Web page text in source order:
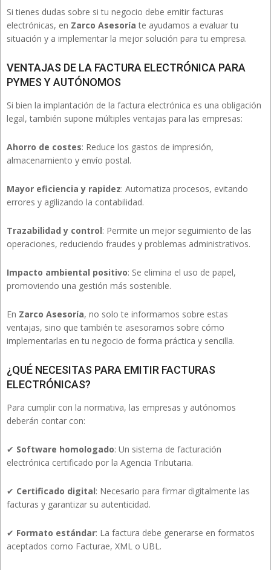
Si tienes dudas sobre si tu negocio debe emitir facturas
electrónicas, en Zarco Asesoría te ayudamos a evaluar tu
situación y a implementar la mejor solución para tu empresa.
VENTAJAS DE LA FACTURA ELECTRÓNICA PARA
PYMES Y AUTÓNOMOS
Si bien la implantación de la factura electrónica es una obligación
legal, también supone múltiples ventajas para las empresas:
Ahorro de costes: Reduce los gastos de impresión,
almacenamiento y envío postal.
Mayor eficiencia y rapidez: Automatiza procesos, evitando
errores y agilizando la contabilidad.
Trazabilidad y control: Permite un mejor seguimiento de las
operaciones, reduciendo fraudes y problemas administrativos.
Impacto ambiental positivo: Se elimina el uso de papel,
promoviendo una gestión más sostenible.
En Zarco Asesoría, no solo te informamos sobre estas
ventajas, sino que también te asesoramos sobre cómo
implementarlas en tu negocio de forma práctica y sencilla.
¿QUÉ NECESITAS PARA EMITIR FACTURAS
ELECTRÓNICAS?
Para cumplir con la normativa, las empresas y autónomos
deberán contar con:
✔ Software homologado: Un sistema de facturación
electrónica certificado por la Agencia Tributaria.
✔ Certificado digital: Necesario para firmar digitalmente las
facturas y garantizar su autenticidad.
✔ Formato estándar: La factura debe generarse en formatos
aceptados como Facturae, XML o UBL.